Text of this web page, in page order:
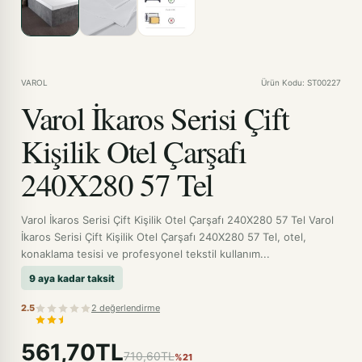
VAROL Ürün Kodu: ST00227
Varol İkaros Serisi Çift
Kişilik Otel Çarşafı
240X280 57 Tel
Varol İkaros Serisi Çift Kişilik Otel Çarşafı 240X280 57 Tel Varol
İkaros Serisi Çift Kişilik Otel Çarşafı 240X280 57 Tel, otel,
konaklama tesisi ve profesyonel tekstil kullanım...
9 aya kadar taksit
2.5 2 değerlendirme
561,70TL710,60TL%21